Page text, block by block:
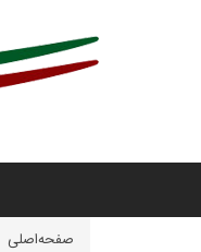
صفحه‌اصلی